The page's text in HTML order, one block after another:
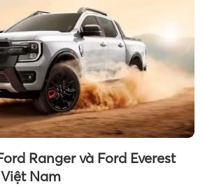
Ranger và Ford Everest
Nam